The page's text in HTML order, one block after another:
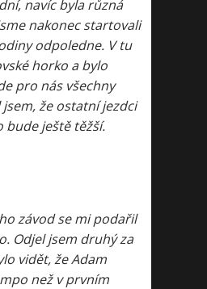
navíc byla různá
nakonec startovali
odpoledne. V tu
horko a bylo
pro nás všechny
že ostatní jezdci
bude ještě těžší.
závod se mi podařil
Odjel jsem druhý za
vidět, že Adam
než v prvním